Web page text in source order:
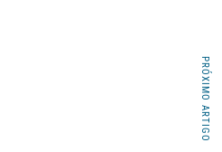
PRÓXIMO ARTIGO